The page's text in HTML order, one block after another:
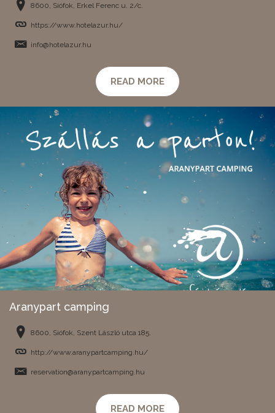
8600, Siófok, Erkel Ferenc u. 2/c.
https://www.hotelazur.hu/
info@hotelazur.hu
READ MORE
Aranypart camping
8600, Siófok, Szent László utca 185.
http://www.aranypartcamping.hu/
reservation@aranypartcamping.hu
READ MORE